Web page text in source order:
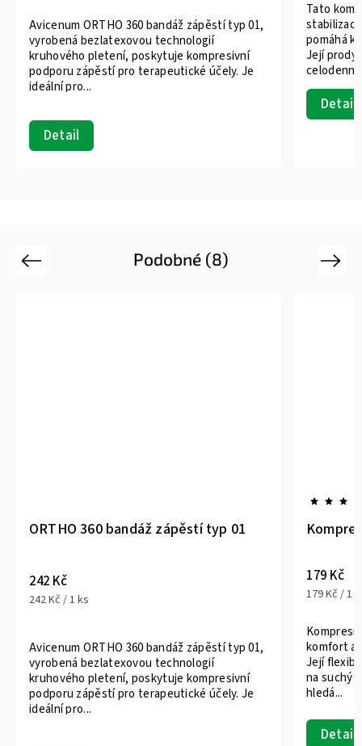
Detail
Avicenum ORTHO 360 bandáž zápěstí typ 01,
vyrobená bezlatexovou technologií
kruhového pletení, poskytuje kompresivní
podporu zápěstí pro terapeutické účely. Je
ideální pro...
Detail
Tato
stabilizaci
pomáhá k
Její
Podobné (8)
Previous
ORTHO 360 bandáž zápěstí typ 01
242 Kč
242 Kč / 1 ks
Avicenum ORTHO 360 bandáž zápěstí typ 01,
vyrobená bezlatexovou technologií
kruhového pletení, poskytuje kompresivní
podporu zápěstí pro terapeutické účely. Je
ideální pro...
179 Kč
179 Kč / 1
Detail
komfort a
Její
na suchý
hledá...
Next